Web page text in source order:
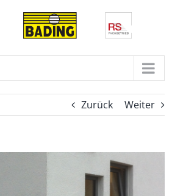
Zurück Weiter